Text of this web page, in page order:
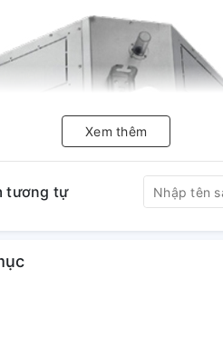
Xem thêm
tương tự